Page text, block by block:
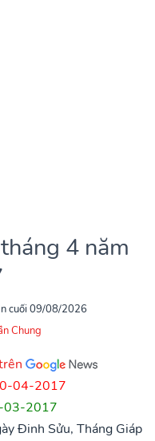
4 năm
cuối 09/08/2026
Chung
04-2017
03-2017
Đinh Sửu, Tháng Giáp